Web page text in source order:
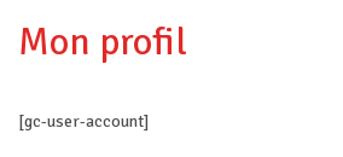
Mon profil
[gc-user-account]